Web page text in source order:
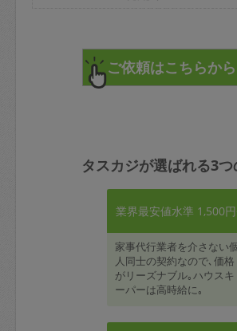
タスカジが選ばれる3つ
業界最安値水準 1,500
家事代行業者を介さない
人同士の契約なので､価格
がリーズナブル｡ハウスキ
ーパーは高時給に｡